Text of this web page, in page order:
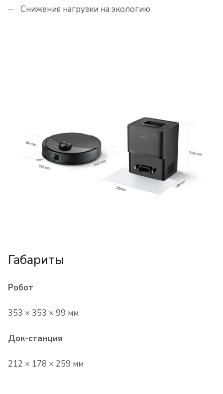
Снижения нагрузки на экологию
Габариты
Робот
353 × 353 × 99 мм
Док-станция
212 × 178 × 259 мм